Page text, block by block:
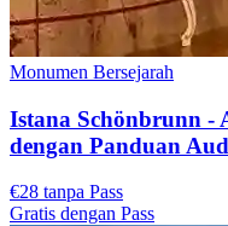
Monumen Bersejarah
Istana Schönbrunn -
dengan Panduan
€28 tanpa Pass
Gratis dengan Pass